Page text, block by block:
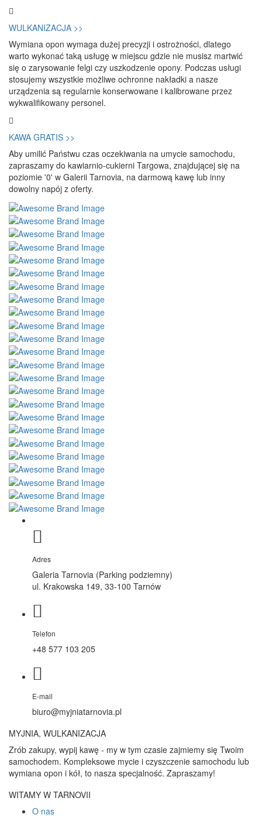
WULKANIZACJA >>
Wymiana opon wymaga dużej precyzji i ostrożności, dlatego
warto wykonać taką usługę w miejscu gdzie nie musisz martwić
się o zarysowanie felgi czy uszkodzenie opony. Podczas usługi
stosujemy wszystkie możliwe ochronne nakładki a nasze
urządzenia są regularnie konserwowane i kalibrowane przez
wykwalifikowany personel.
KAWA GRATIS >>
Aby umilić Państwu czas oczekiwania na umycie samochodu,
zapraszamy do kawiarnio-cukierni Targowa, znajdującej się na
poziomie '0' w Galerii Tarnovia, na darmową kawę lub inny
dowolny napój z oferty.
Adres
Galeria Tarnovia (Parking podziemny)
ul. Krakowska 149, 33-100 Tarnów
Telefon
+48 577 103 205
E-mail
biuro@myjniatarnovia.pl
MYJNIA, WULKANIZACJA
Zrób zakupy, wypij kawę - my w tym czasie zajmiemy się Twoim
samochodem. Kompleksowe mycie i czyszczenie samochodu lub
wymiana opon i kół, to nasza specjalność. Zapraszamy!
WITAMY W TARNOVII
O nas